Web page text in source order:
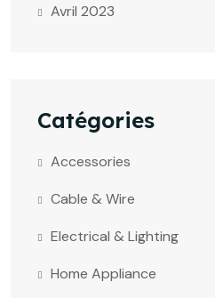
Avril 2023
Catégories
Accessories
Cable & Wire
Electrical & Lighting
Home Appliance